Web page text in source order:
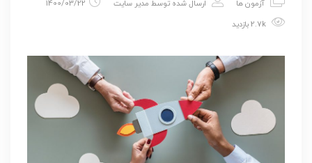
آزمون ها ارسال شده توسط مدیر سایت
1400/03/22